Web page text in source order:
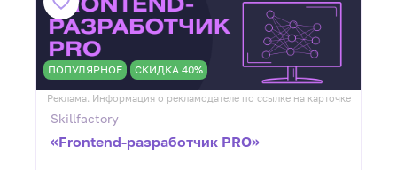
ПОПУЛЯРНОЕ СКИДКА 40%
Реклама. Информация о рекламодателе по ссылке на карточке
Skillfactory
«Frontend-разработчик PRO»